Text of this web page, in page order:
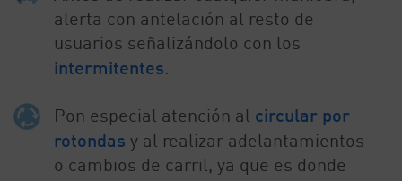
alerta con antelación al resto de
usuarios señalizándolo con los
intermitentes
Pon especial atención al circular por
rotondas y al realizar adelantamientos
o cambios de carril, ya que es donde